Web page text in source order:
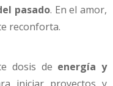
pasado. En el amor,
reconforta.
dosis de energía y